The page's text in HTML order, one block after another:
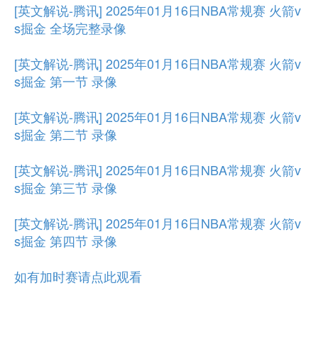
[英文解说-腾讯] 2025年01月16日NBA常规赛 火箭v
s掘金 全场完整录像
[英文解说-腾讯] 2025年01月16日NBA常规赛 火箭v
s掘金 第一节 录像
[英文解说-腾讯] 2025年01月16日NBA常规赛 火箭v
s掘金 第二节 录像
[英文解说-腾讯] 2025年01月16日NBA常规赛 火箭v
s掘金 第三节 录像
[英文解说-腾讯] 2025年01月16日NBA常规赛 火箭v
s掘金 第四节 录像
如有加时赛请点此观看